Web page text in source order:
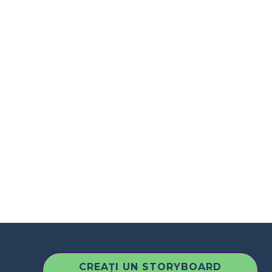
CREAȚI UN STORYBOARD